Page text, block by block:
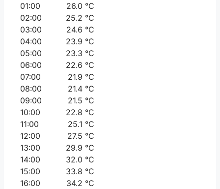
01:00
26.0 °C
02:00
25.2 °C
03:00
24.6 °C
04:00
23.9 °C
05:00
23.3 °C
06:00
22.6 °C
07:00
21.9 °C
08:00
21.4 °C
09:00
21.5 °C
10:00
22.8 °C
11:00
25.1 °C
12:00
27.5 °C
13:00
29.9 °C
14:00
32.0 °C
15:00
33.8 °C
16:00
34.2 °C